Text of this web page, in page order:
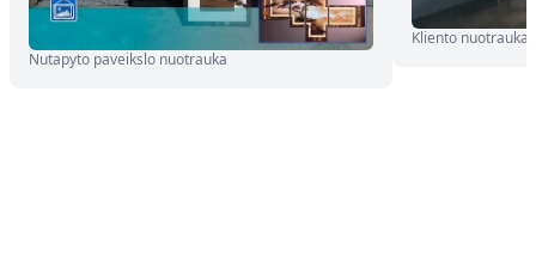
Nutapyto paveikslo nuotrauka
Kliento nuotrauka